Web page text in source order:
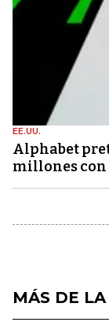
EE.UU.
Alphabet
millones con
MÁS DE